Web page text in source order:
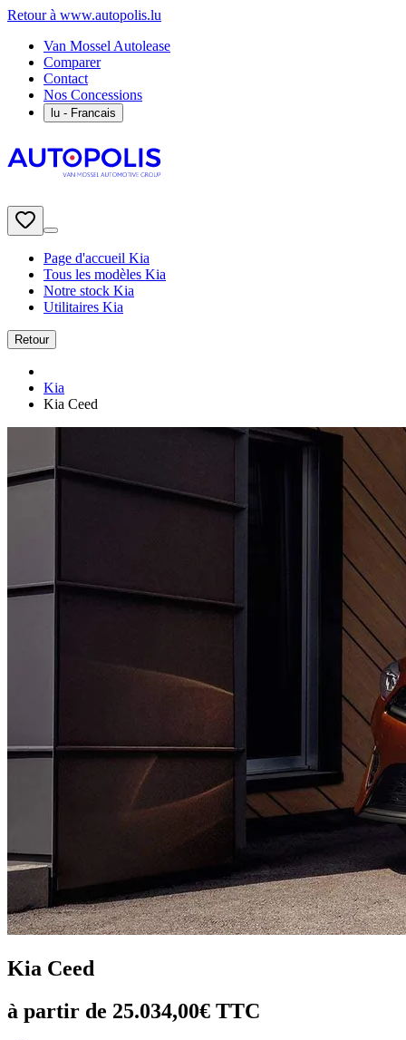
Retour à www.autopolis.lu
Van Mossel Autolease
Comparer
Contact
Nos Concessions
lu - Francais
Page d'accueil Kia
Tous les modèles Kia
Notre stock Kia
Utilitaires Kia
Retour
Kia
Kia Ceed
Kia Ceed
à partir de 25.034,00€ TTC